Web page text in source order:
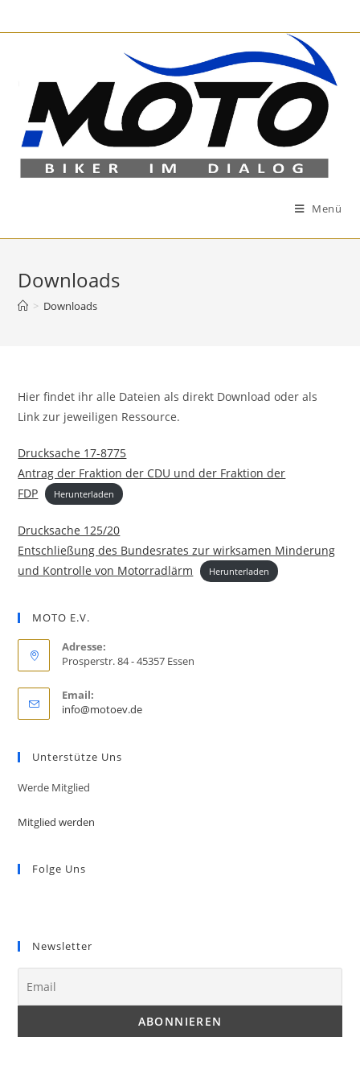
Inhalt
Menü
Downloads
> Downloads
Hier findet ihr alle Dateien als direkt Download oder als
Link zur jeweiligen Ressource.
Drucksache 17-8775
Antrag der Fraktion der CDU und der Fraktion der
FDP
Herunterladen
Drucksache 125/20
Entschließung des Bundesrates zur wirksamen Minderung
und Kontrolle von Motorradlärm
Herunterladen
MOTO E.V.
Adresse:
Prosperstr. 84 - 45357 Essen
Email:
info@motoev.deOpens
Unterstütze Uns
Werde Mitglied
Mitglied werden
Folge Uns
new
tab
a
new
tab
Newsletter